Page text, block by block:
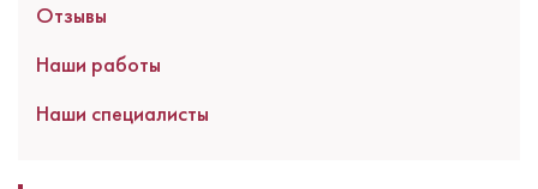
Отзывы
Наши работы
Наши специалисты